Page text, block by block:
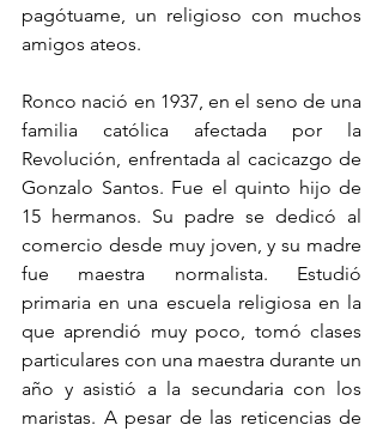
pagótuame, un religioso con muchos
amigos ateos.
Ronco nació en 1937, en el seno de una
familia católica afectada por la
Revolución, enfrentada al cacicazgo de
Gonzalo Santos. Fue el quinto hijo de
15 hermanos. Su padre se dedicó al
comercio desde muy joven, y su madre
fue maestra normalista. Estudió
primaria en una escuela religiosa en la
que aprendió muy poco, tomó clases
particulares con una maestra durante un
año y asistió a la secundaria con los
maristas. A pesar de las reticencias de